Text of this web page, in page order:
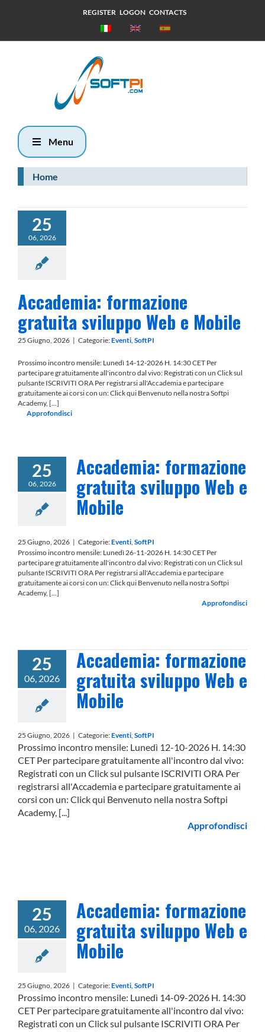
REGISTER LOGON CONTACTS
Menu
Home
25
06, 2026
Accademia: formazione
gratuita sviluppo Web e Mobile
25 Giugno, 2026 | Categorie:Eventi, SoftPI
Prossimo incontro mensile: Lunedì 14-12-2026 H. 14:30 CET Per
partecipare gratuitamente all'incontro dal vivo: Registrati con un Click sul
pulsante ISCRIVITI ORA Per registrarsi all'Accademia e partecipare
gratuitamente ai corsi con un: Click qui Benvenuto nella nostra Softpi
Academy, [...]
Approfondisci
25
06, 2026
Accademia: formazione
gratuita sviluppo Web e
Mobile
25 Giugno, 2026 | Categorie:Eventi, SoftPI
Prossimo incontro mensile: Lunedì 26-11-2026 H. 14:30 CET Per
partecipare gratuitamente all'incontro dal vivo: Registrati con un Click sul
pulsante ISCRIVITI ORA Per registrarsi all'Accademia e partecipare
gratuitamente ai corsi con un: Click qui Benvenuto nella nostra Softpi
Academy, [...]
Approfondisci
25
06, 2026
Accademia: formazione
gratuita sviluppo Web e
Mobile
25 Giugno, 2026 | Categorie:Eventi, SoftPI
Prossimo incontro mensile: Lunedì 12-10-2026 H. 14:30
CET Per partecipare gratuitamente all'incontro dal vivo:
Registrati con un Click sul pulsante ISCRIVITI ORA Per
registrarsi all'Accademia e partecipare gratuitamente ai
corsi con un: Click qui Benvenuto nella nostra Softpi
Academy, [...]
Approfondisci
25
06, 2026
Accademia: formazione
gratuita sviluppo Web e
Mobile
25 Giugno, 2026 | Categorie:Eventi, SoftPI
Prossimo incontro mensile: Lunedì 14-09-2026 H. 14:30
CET Per partecipare gratuitamente all'incontro dal vivo:
Registrati con un Click sul pulsante ISCRIVITI ORA Per